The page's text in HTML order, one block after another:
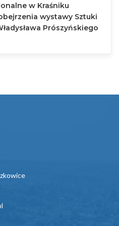
w Kraśniku
wystawy Sztuki
Prószyńskiego